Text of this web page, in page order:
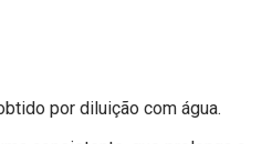
por diluição com água.